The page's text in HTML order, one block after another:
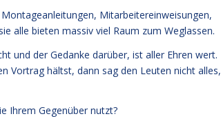
Mitarbeitereinweisungen,
alle bieten massiv viel Raum zum Weglassen.
und der Gedanke darüber, ist aller Ehren wert.
Vortrag hältst, dann sag den Leuten nicht alles,
Ihrem Gegenüber nutzt?